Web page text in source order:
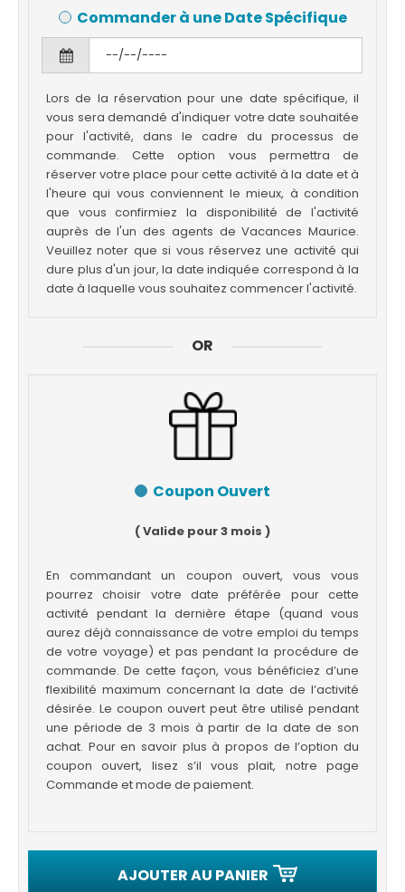
Commander à une Date Spécifique
Lors de la réservation pour une date spécifique, il
vous sera demandé d'indiquer votre date souhaitée
pour l'activité, dans le cadre du processus de
commande. Cette option vous permettra de
réserver votre place pour cette activité à la date et à
l'heure qui vous conviennent le mieux, à condition
que vous confirmiez la disponibilité de l'activité
auprès de l'un des agents de Vacances Maurice.
Veuillez noter que si vous réservez une activité qui
dure plus d'un jour, la date indiquée correspond à la
date à laquelle vous souhaitez commencer l'activité.
OR
Coupon Ouvert
( Valide pour 3 mois )
En commandant un coupon ouvert, vous vous
pourrez choisir votre date préférée pour cette
activité pendant la dernière étape (quand vous
aurez déjà connaissance de votre emploi du temps
de votre voyage) et pas pendant la procédure de
commande. De cette façon, vous bénéficiez d’une
flexibilité maximum concernant la date de l’activité
désirée. Le coupon ouvert peut être utilisé pendant
une période de 3 mois à partir de la date de son
achat. Pour en savoir plus à propos de l’option du
coupon ouvert, lisez s’il vous plait, notre page
Commande et mode de paiement.
AJOUTER AU PANIER